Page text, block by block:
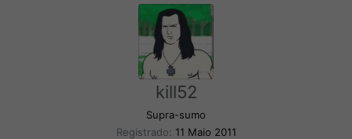
kill52
Supra-sumo
Registrado
11 Maio 2011